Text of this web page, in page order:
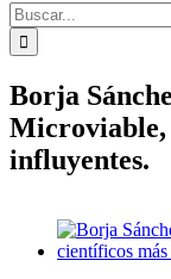
Buscar:
Borja
Microviable,
influyentes.
Ver
imagen